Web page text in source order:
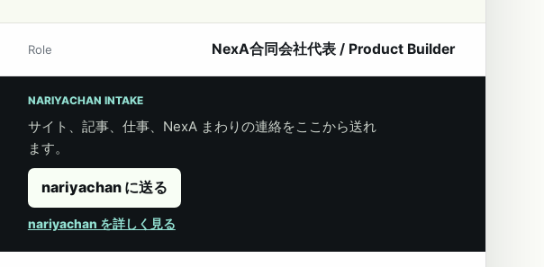
Role NexA合同会社代表 / Product Builder
NARIYACHAN INTAKE
サイト、記事、仕事、NexA まわりの連絡をここから送れ
ます。
nariyachan に送る
nariyachan を詳しく見る